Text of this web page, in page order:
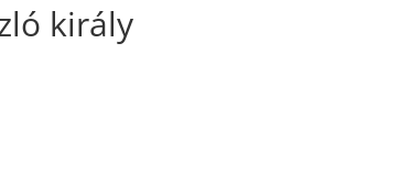
király